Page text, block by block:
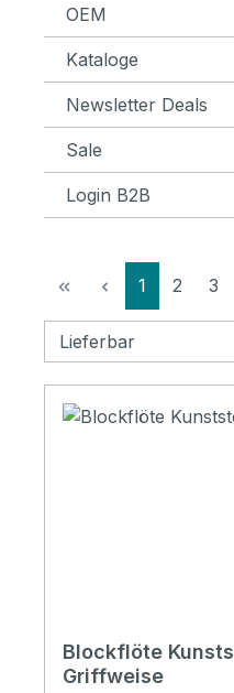
OEM
Kataloge
Newsletter Deals
Sale
Login B2B
Seite
1 Seite
2 3
Blockflöte
Griffweise